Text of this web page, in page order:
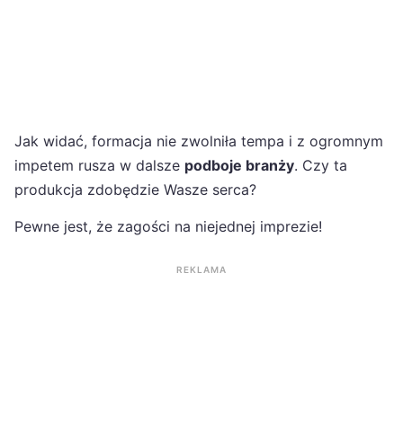
Jak widać, formacja nie zwolniła tempa i z ogromnym
impetem rusza w dalsze podboje branży. Czy ta
produkcja zdobędzie Wasze serca?
Pewne jest, że zagości na niejednej imprezie!
REKLAMA